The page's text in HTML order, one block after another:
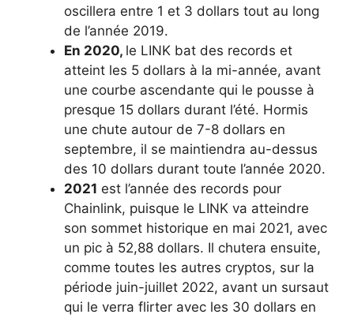
oscillera entre 1 et 3 dollars tout au long
de l’année 2019.
En 2020, le LINK bat des records et
atteint les 5 dollars à la mi-année, avant
une courbe ascendante qui le pousse à
presque 15 dollars durant l’été. Hormis
une chute autour de 7-8 dollars en
septembre, il se maintiendra au-dessus
des 10 dollars durant toute l’année 2020.
2021 est l’année des records pour
Chainlink, puisque le LINK va atteindre
son sommet historique en mai 2021, avec
un pic à 52,88 dollars. Il chutera ensuite,
comme toutes les autres cryptos, sur la
période juin-juillet 2022, avant un sursaut
qui le verra flirter avec les 30 dollars en